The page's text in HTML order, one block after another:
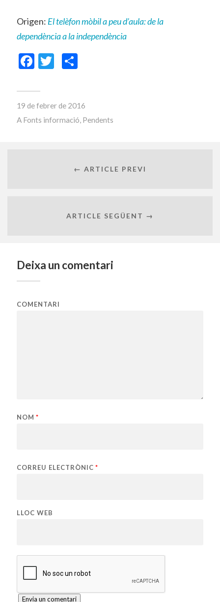
Origen: El telèfon mòbil a peu d’aula: de la
dependència a la independència
Facebook
TwitterComparteix
19 de febrer de 2016
A Fonts informació, Pendents
← ARTICLE PREVI
ARTICLE SEGÜENT →
Deixa un comentari
COMENTARI
NOM *
CORREU ELECTRÒNIC *
LLOC WEB